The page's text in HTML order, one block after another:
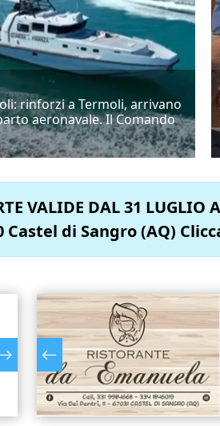
rinforzi a Termoli, arrivano
aeronavale. Il Comando
VALIDE DAL 31 LUGLIO
Castel di Sangro (AQ)